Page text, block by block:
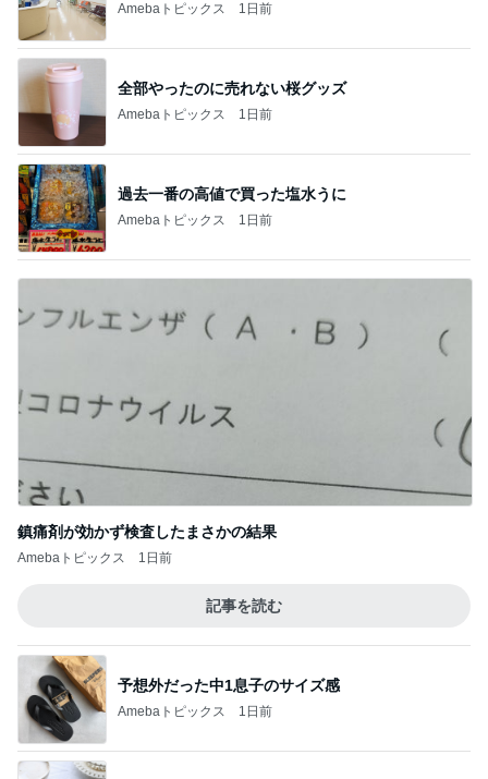
Amebaトピックス 1日前
全部やったのに売れない桜グッズ
Amebaトピックス 1日前
過去一番の高値で買った塩水うに
Amebaトピックス 1日前
鎮痛剤が効かず検査したまさかの結果
Amebaトピックス 1日前
記事を読む
予想外だった中1息子のサイズ感
Amebaトピックス 1日前